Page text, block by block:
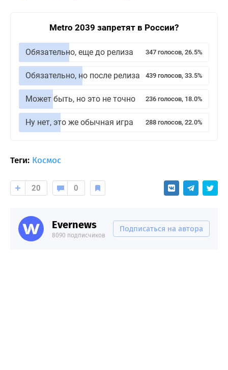
Metro 2039 запретят в России?
Обязательно, еще до релиза 347 голосов, 26.5%
Обязательно, но после релиза 439 голосов, 33.5%
Может быть, но это не точно 236 голосов, 18.0%
Ну нет, это же обычная игра 288 голосов, 22.0%
Теги: Космос
20 0
Evernews
8090 подписчиков
Подписаться на автора